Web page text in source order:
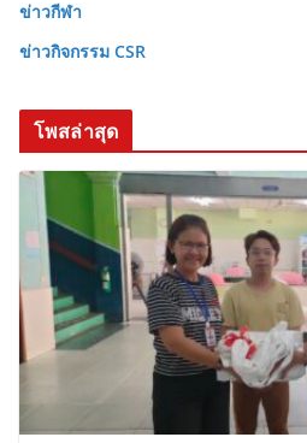
ข่าวกีฬา
ข่าวกิจกรรม CSR
โพสล่าสุด